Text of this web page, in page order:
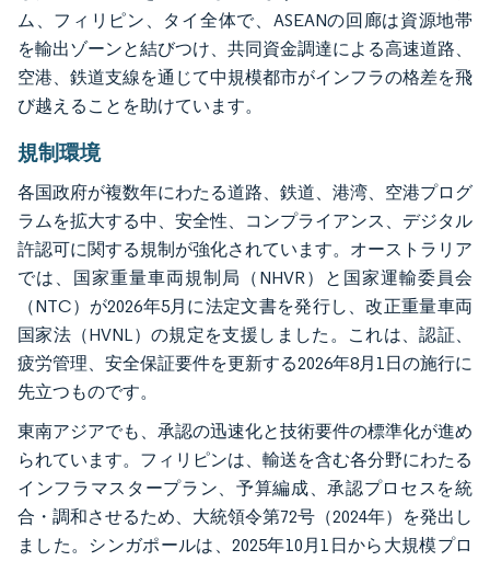
ム、フィリピン、タイ全体で、ASEANの回廊は資源地帯
を輸出ゾーンと結びつけ、共同資金調達による高速道路、
空港、鉄道支線を通じて中規模都市がインフラの格差を飛
び越えることを助けています。
規制環境
各国政府が複数年にわたる道路、鉄道、港湾、空港プログ
ラムを拡大する中、安全性、コンプライアンス、デジタル
許認可に関する規制が強化されています。オーストラリア
では、国家重量車両規制局（NHVR）と国家運輸委員会
（NTC）が2026年5月に法定文書を発行し、改正重量車両
国家法（HVNL）の規定を支援しました。これは、認証、
疲労管理、安全保証要件を更新する2026年8月1日の施行に
先立つものです。
東南アジアでも、承認の迅速化と技術要件の標準化が進め
られています。フィリピンは、輸送を含む各分野にわたる
インフラマスタープラン、予算編成、承認プロセスを統
合・調和させるため、大統領令第72号（2024年）を発出し
ました。シンガポールは、2025年10月1日から大規模プロ